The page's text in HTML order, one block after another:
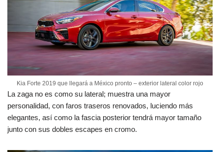
Kia Forte 2019 que llegará a México pronto – exterior lateral color rojo
La zaga no es como su lateral; muestra una mayor
personalidad, con faros traseros renovados, luciendo más
elegantes, así como la fascia posterior tendrá mayor tamaño
junto con sus dobles escapes en cromo.